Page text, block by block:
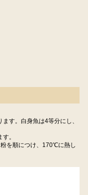
す。白身魚は4等分にし、
。
を順につけ、170℃に熱し